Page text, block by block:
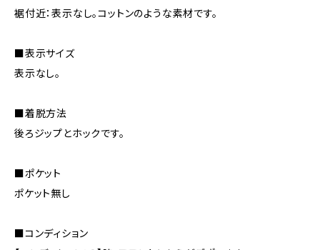
裾付近：表示なし。コットンのような素材です。
■表示サイズ
表示なし。
■着脱方法
後ろジップとホックです。
■ポケット
ポケット無し
■コンディション